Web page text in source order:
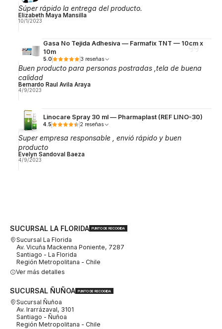
Súper rápido la entrega del producto.
Elizabeth Maya Mansilla
10/1/2023
Gasa No Tejida Adhesiva — Farmafix TNT — 10cm x
10m
5.0 3 reseñas
Buen producto para personas postradas ,tela de buena
calidad
Bernardo Raul Avila Araya
4/9/2023
Linocare Spray 30 ml — Pharmaplast (REF LINO-30)
4.5 2 reseñas
Super empresa responsable , envió rápido y buen
producto
Evelyn Sandoval Baeza
4/9/2023
SUCURSAL LA FLORIDA PUNTO DE RECOGIDA
Sucursal La Florida
Av. Vicuña Mackenna Poniente, 7287
Santiago - La Florida
Región Metropolitana - Chile
Ver más detalles
SUCURSAL ÑUÑOA PUNTO DE RECOGIDA
Sucursal Ñuñoa
Av. Irarrázaval, 3101
Santiago - Ñuñoa
Región Metropolitana - Chile